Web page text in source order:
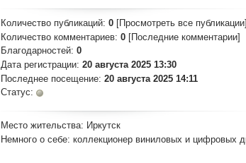
Количество публикаций: 0 [Просмотреть все публикации]
Количество комментариев: 0 [Последние комментарии]
Благодарностей: 0
Дата регистрации: 20 августа 2025 13:30
Последнее посещение: 20 августа 2025 14:11
Статус:
Место жительства: Иркутск
Немного о себе: коллекционер виниловых и цифровых